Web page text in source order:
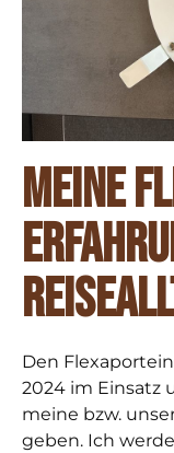
Meine
Den
2024 im Einsatz
meine bzw.
geben. Ich